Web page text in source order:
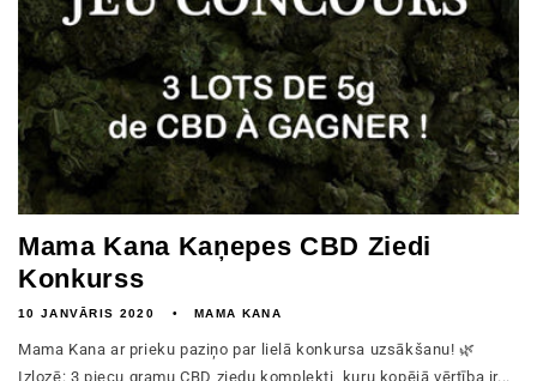
Mama Kana Kaņepes CBD Ziedi
Konkurss
10 JANVĀRIS 2020 MAMA KANA
Mama Kana ar prieku paziņo par lielā konkursa uzsākšanu! 🌿
Izlozē: 3 piecu gramu CBD ziedu komplekti, kuru kopējā vērtība ir...